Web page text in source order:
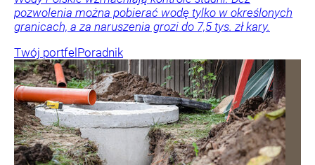
pozwolenia można pobierać wodę tylko w określonych
granicach, a za naruszenia grozi do 7,5 tys. zł kary.
Twój portfelPoradnik